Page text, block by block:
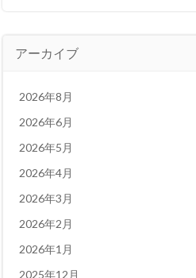
アーカイブ
2026年8月
2026年6月
2026年5月
2026年4月
2026年3月
2026年2月
2026年1月
2025年12月